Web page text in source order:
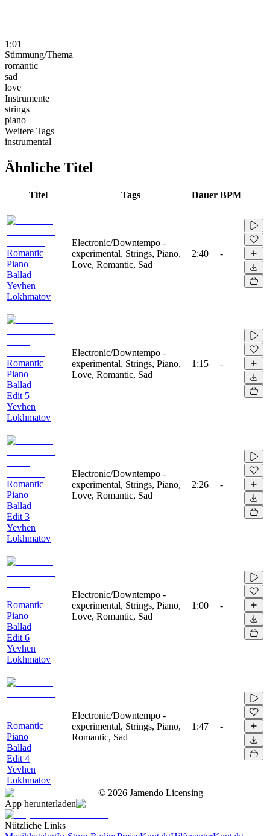
1:01
Stimmung/Thema
romantic
sad
love
Instrumente
strings
piano
Weitere Tags
instrumental
Ähnliche Titel
Titel Tags Dauer BPM
Romantic
Piano
Ballad
Yevhen
Lokhmatov
Electronic/Downtempo -
experimental, Strings, Piano,
Love, Romantic, Sad
2:40 -
Romantic
Piano
Ballad
Edit 5
Yevhen
Lokhmatov
Electronic/Downtempo -
experimental, Strings, Piano,
Love, Romantic, Sad
1:15 -
Romantic
Piano
Ballad
Edit 3
Yevhen
Lokhmatov
Electronic/Downtempo -
experimental, Strings, Piano,
Love, Romantic, Sad
2:26 -
Romantic
Piano
Ballad
Edit 6
Yevhen
Lokhmatov
Electronic/Downtempo -
experimental, Strings, Piano,
Love, Romantic, Sad
1:00 -
Romantic
Piano
Ballad
Edit 4
Yevhen
Lokhmatov
Electronic/Downtempo -
experimental, Strings, Piano,
Romantic, Sad
1:47 -
© 2026 Jamendo Licensing
App herunterladen
Nützliche Links